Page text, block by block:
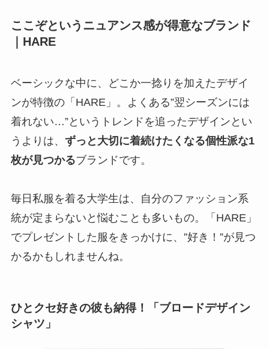
ここぞというニュアンス感が得意なブランド
｜HARE
ベーシックな中に、どこか一捻りを加えたデザイ
ンが特徴の「HARE」。よくある”翌シーズンには
着れない…”というトレンドを追ったデザインとい
うよりは、 ずっと大切に着続けたくなる個性派な1
枚が見つかるブランドです。
毎日私服を着る大学生は、自分のファッション系
統が定まらないと悩むことも多いもの。「HARE」
でプレゼントした服をきっかけに、”好き！”が見つ
かるかもしれませんね。
ひとクセ好きの彼も納得！「ブロードデザイン
シャツ」